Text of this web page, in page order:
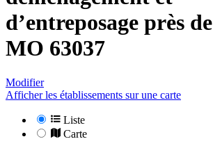
d’entreposage près de
MO 63037
Modifier
Afficher les établissements sur une carte
Liste
Carte